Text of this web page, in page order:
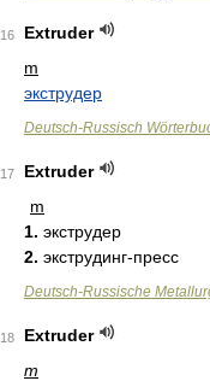
16
Extruder
m
экструдер
Deutsch-Russisch
17
Extruder
m
1. экструдер
2. экструдинг-пресс
Deutsch-Russische
18
Extruder
m